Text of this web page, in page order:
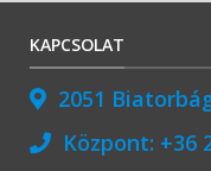
KAPCSOLAT
2051
Központ: +36